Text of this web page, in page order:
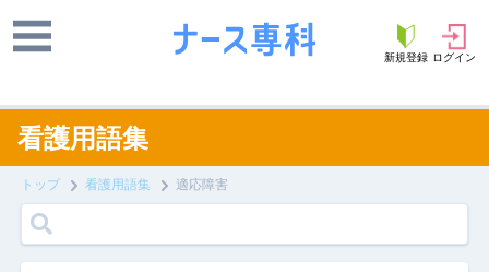
新規登録 ログイン
看護用語集
トップ 看護用語集 適応障害